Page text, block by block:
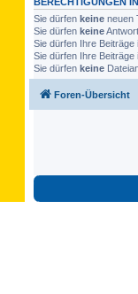
Sie dürfen keine neuen
Sie dürfen keine
Sie dürfen Ihre Beiträge
Sie dürfen Ihre Beiträge
Sie dürfen keine
Foren-Übersicht